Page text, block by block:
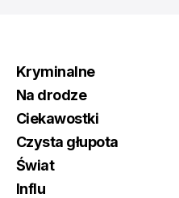
Kryminalne
Na drodze
Ciekawostki
Czysta głupota
Świat
Influ